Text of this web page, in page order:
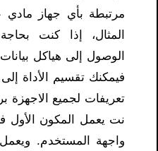
مرتبطة بأي جهاز
المثال، إذا كنت
الوصول إلى هياكل
فيمكنك تقسيم الأداة
تعريفات لجميع
نت يعمل المكون
واجهة المستخدم.